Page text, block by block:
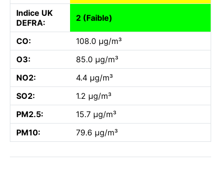
Indice UK
DEFRA:
2 (Faible)
CO:
108.0 µg/m³
O3:
85.0 µg/m³
NO2:
4.4 µg/m³
SO2:
1.2 µg/m³
PM2.5:
15.7 µg/m³
PM10:
79.6 µg/m³